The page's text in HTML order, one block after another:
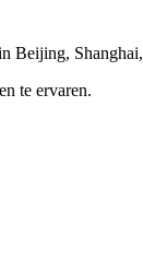
te ervaren.